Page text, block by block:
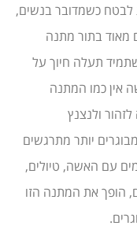
לבטח כשמדובר בנשים,
מאוד בתור מתנה
תעלה חיוך על
אין כמו המתנה
ולנצנץ
יותר מתרגשים
עם האשה, טיולים,
הופך את המתנה הזו